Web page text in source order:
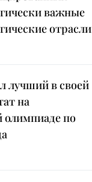
важные
отрасли
лучший в своей
на
по